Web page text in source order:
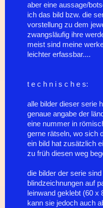
aber eine aussage/
ich das bild bzw. die
vorstellung zu dem
zwangsläufig ihre
meist sind meine
leichter erfassbar....
t e c h n i s c h e s:
alle bilder dieser serie
genaue angabe der
eine nummer in
gerne rätseln, wo sich
ein bild hat zusätzlich
zu früh diesen weg
die bilder der serie
blindzeichnungen auf
leinwand geklebt (60 x
kann sie jedoch auch